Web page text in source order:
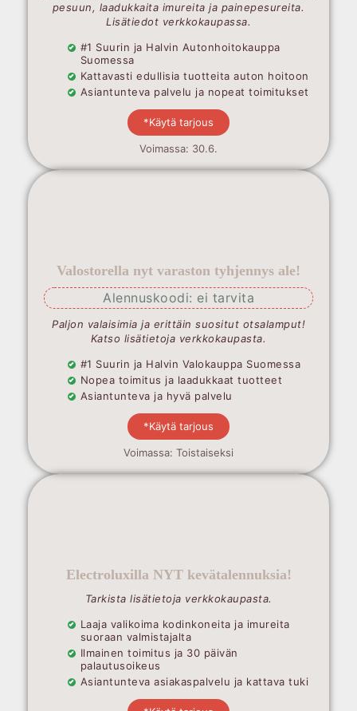
pesuun, laadukkaita imureita ja painepesureita.
Lisätiedot verkkokaupassa.
#1 Suurin ja Halvin Autonhoitokauppa
Suomessa
Kattavasti edullisia tuotteita auton hoitoon
Asiantunteva palvelu ja nopeat toimitukset
*Käytä tarjous
Voimassa: 30.6.
Valostorella nyt varaston tyhjennys ale!
Alennuskoodi: ei tarvita
Paljon valaisimia ja erittäin suositut otsalamput!
Katso lisätietoja verkkokaupasta.
#1 Suurin ja Halvin Valokauppa Suomessa
Nopea toimitus ja laadukkaat tuotteet
Asiantunteva ja hyvä palvelu
*Käytä tarjous
Voimassa: Toistaiseksi
Electroluxilla NYT kevätalennuksia!
Tarkista lisätietoja verkkokaupasta.
Laaja valikoima kodinkoneita ja imureita
suoraan valmistajalta
Ilmainen toimitus ja 30 päivän
palautusoikeus
Asiantunteva asiakaspalvelu ja kattava tuki